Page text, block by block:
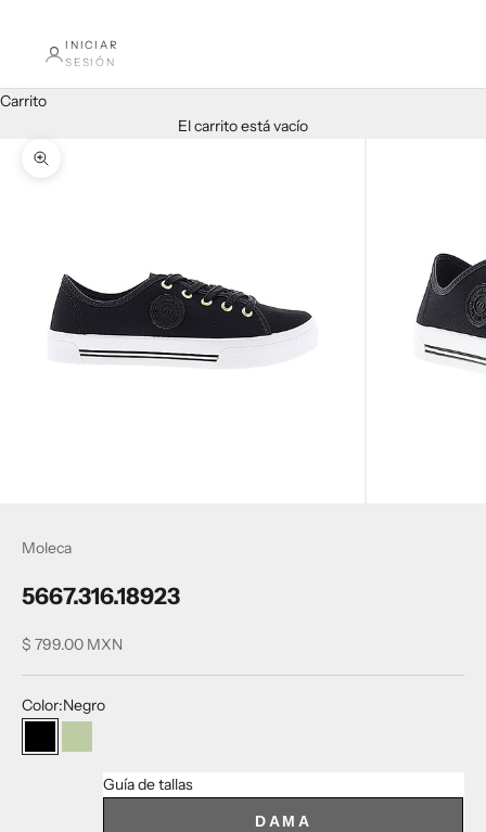
INICIAR
SESIÓN
Carrito
El carrito está vacío
Zoom
Moleca
5667.316.18923
Precio de oferta
$ 799.00 MXN
Color:Negro
NegroVerde Agua
Guía de tallas
DAMA